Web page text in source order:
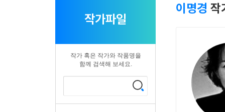
작가파일
작가 혹은 작가와 작품명을
함께 검색해 보세요.
이명경 작